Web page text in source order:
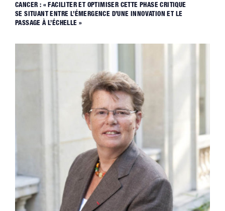
CANCER : « FACILITER ET OPTIMISER CETTE PHASE CRITIQUE
SE SITUANT ENTRE L’ÉMERGENCE D’UNE INNOVATION ET LE
PASSAGE À L’ÉCHELLE »